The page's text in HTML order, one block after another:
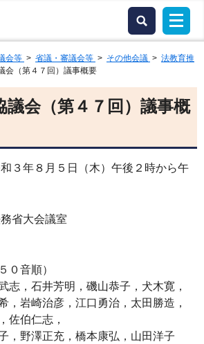
会等 > 省議・審議会等 > その他会議 > 法教育推
会（第４７回）議事概要
議会（第４７回）議事概
８月５日（木）午後２時から午
省大会議室
０音順）
志，石井芳明，磯山恭子，犬木寛，
，岩崎治彦，江口勇治，太田勝造，
佐伯仁志，
，野澤正充，橋本康弘，山田洋子